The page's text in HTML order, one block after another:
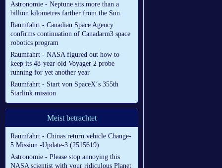
Astronomie - Neptune sits more than a
billion kilometres farther from the Sun
Raumfahrt - Canadian Space Agency
confirms continuation of Canadarm3 space
robotics program
Raumfahrt - NASA figured out how to
keep its 48-year-old Voyager 2 probe
running for yet another year
Raumfahrt - Start von SpaceX´s 355th
Starlink mission
Meist betrachtet
Raumfahrt - Chinas return vehicle Change-
5 Mission -Update-3 (2515619)
Astronomie - Please stop annoying this
NASA scientist with your ridiculous Planet